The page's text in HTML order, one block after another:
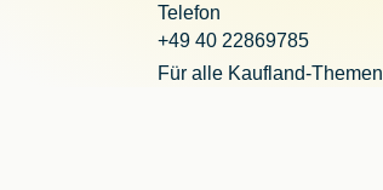
Telefon
+49 40 22869785
Für alle Kaufland-Themen